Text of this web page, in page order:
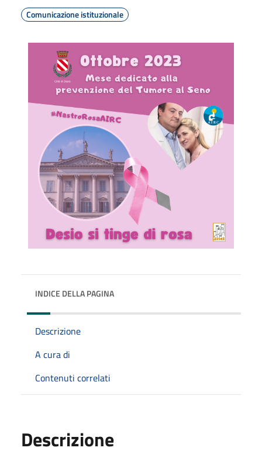
Comunicazione istituzionale
INDICE DELLA PAGINA
Descrizione
A cura di
Contenuti correlati
Descrizione